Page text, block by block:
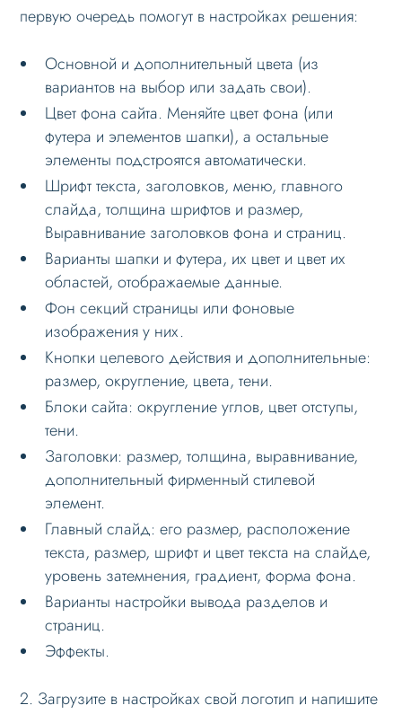
Выбор цвета для сайта
Как быстро создать уникальный дизайн
Оформление контента
Слайдер
Мультирегиональность
Меню сайта
Блоки / секции сайта
Личный кабинет
Формы и коммуникации
SEO и оптимизация
Лендинги и посадочные страницы
Проблемы и решения
Веб-разработчикам
Вопрос-ответ
первую очередь помогут в настройках решения:
Основной и дополнительный цвета (из
вариантов на выбор или задать свои).
Цвет фона сайта. Меняйте цвет фона (или
футера и элементов шапки), а остальные
элементы подстроятся автоматически.
Шрифт текста, заголовков, меню, главного
слайда, толщина шрифтов и размер,
Выравнивание заголовков фона и страниц.
Варианты шапки и футера, их цвет и цвет их
областей, отображаемые данные.
Фон секций страницы или фоновые
изображения у них.
Кнопки целевого действия и дополнительные:
размер, округление, цвета, тени.
Блоки сайта: округление углов, цвет отступы,
тени.
Заголовки: размер, толщина, выравнивание,
дополнительный фирменный стилевой
элемент.
Главный слайд: его размер, расположение
текста, размер, шрифт и цвет текста на слайде,
уровень затемнения, градиент, форма фона.
Варианты настройки вывода разделов и
страниц.
Эффекты.
2. Загрузите в настройках свой логотип и напишите